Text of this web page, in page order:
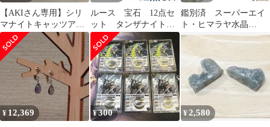
【AKIさん専用】シリ
マナイトキャッツアイ
他5点
ルース 宝石 12点セ
ット タンザナイト
シリマナイト サファ
イア トパーズ 他
鑑別済 スーパーエイ
ト・ヒマラヤ水晶
10mm ブレスレット
¥ 12,369 ¥300 ¥2,580